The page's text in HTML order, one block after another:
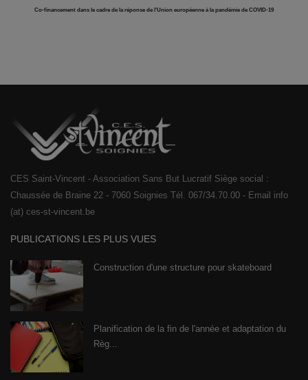
Co-financement dans le cadre de la réponse de l'Union européenne à la pandémie de COVID-19
CES Saint-Vincent - Association Sans But Lucratif Siège social :
Chaussée de Braine 22 - 7060 Soignies Tél. 067/34.70.00 - Email info
(at) ces-st-vincent.be
PUBLICATIONS LES PLUS VUES
Construction d'une structure pour skateboard
Planification de la fin de l'année et adaptation du
Règ...